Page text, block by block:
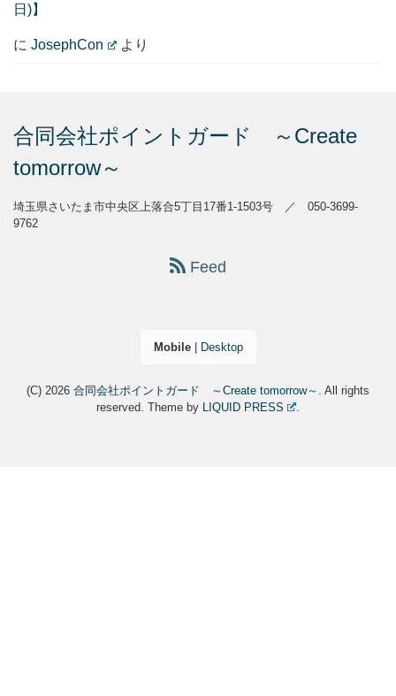
日)】
に JosephCon より
合同会社ポイントガード ～Create
tomorrow～
埼玉県さいたま市中央区上落合5丁目17番1-1503号 ／ 050-3699-
9762
Feed
Mobile| Desktop
(C) 2026 合同会社ポイントガード ～Create tomorrow～ . All rights
reserved.Theme by LIQUID PRESS .